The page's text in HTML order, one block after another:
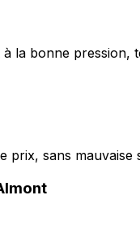
la bonne pression,
prix, sans mauvaise